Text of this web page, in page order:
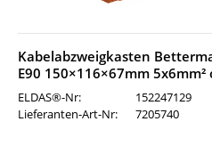
Kabelabzweigkasten
E90 150×116×67mm 5x6mm²
ELDAS®-Nr:
152247129
Lieferanten-Art-Nr:
7205740